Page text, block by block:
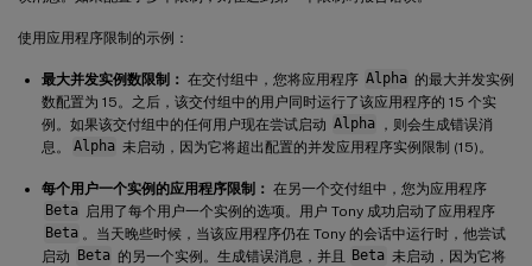
使用应用程序限制的示例：
最大并发实例数限制： 在交付组中，您将应用程序 Alpha 的最大并发实例
数配置为 15。之后，该交付组中的用户同时运行了该应用程序的 15 个实
例。如果该交付组中的任何用户现在尝试启动 Alpha ，则会生成错误消
息。
Alpha 未启动，因为它将超出配置的并发应用程序实例限制 (15)。
每个用户一个实例的应用程序限制： 在另一个交付组中，您为应用程序
Beta 启用了每个用户一个实例的选项。用户 Tony 成功启动了应用程序
Beta 。当天晚些时候，当该应用程序仍在 Tony 的会话中运行时，他尝试
启动
Beta 的另一个实例。生成错误消息，并且 Beta 未启动，因为它将